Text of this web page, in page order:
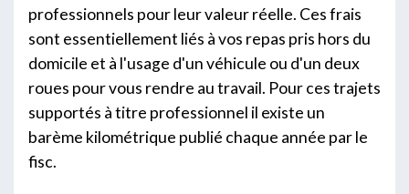
professionnels pour leur valeur réelle. Ces frais
sont essentiellement liés à vos repas pris hors du
domicile et à l'usage d'un véhicule ou d'un deux
roues pour vous rendre au travail. Pour ces trajets
supportés à titre professionnel il existe un
barème kilométrique publié chaque année par le
fisc.